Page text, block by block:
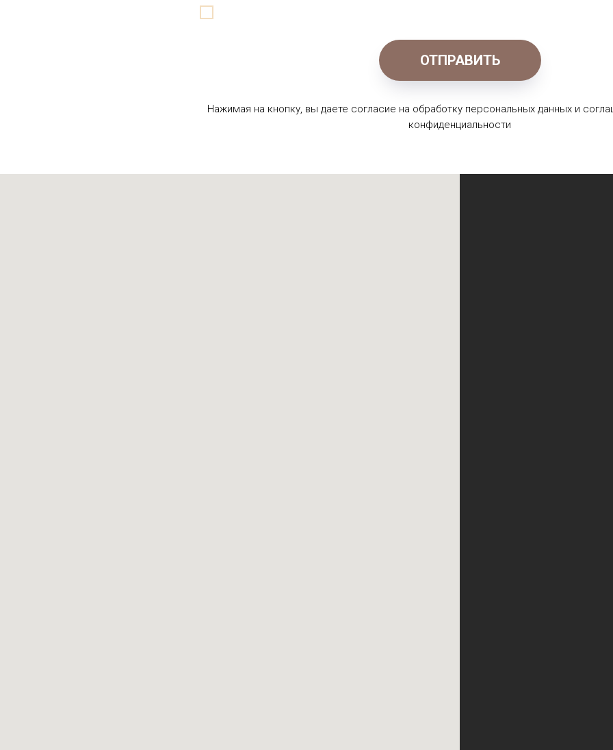
ОТПРАВИТЬ
Нажимая на кнопку, вы даете согласие на обработку персональных данных и
конфиденциальности